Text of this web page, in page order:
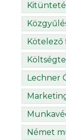
Kötelező
Lechner
Német